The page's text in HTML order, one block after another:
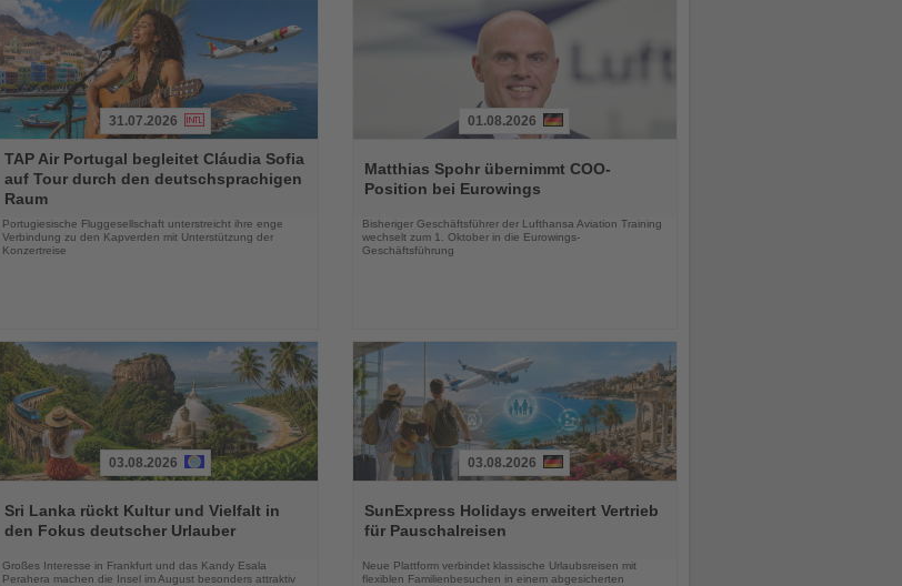
Sie
die
Nachrichten
31.07.2026
TAP Air Portugal begleitet Cláudia Sofia
auf Tour durch den deutschsprachigen
Raum
Portugiesische Fluggesellschaft unterstreicht ihre enge
Verbindung zu den Kapverden mit Unterstützung der
Konzertreise
Sie
die
01.08.2026
Matthias Spohr übernimmt COO-
Position bei Eurowings
Bisheriger Geschäftsführer der Lufthansa Aviation Training
wechselt zum 1. Oktober in die Eurowings-
Geschäftsführung
Sie
die
03.08.2026
Sri Lanka rückt Kultur und Vielfalt in
den Fokus deutscher Urlauber
Großes Interesse in Frankfurt und das Kandy Esala
Perahera machen die Insel im August besonders attraktiv
Sie
die
03.08.2026
SunExpress Holidays erweitert Vertrieb
für Pauschalreisen
Neue Plattform verbindet klassische Urlaubsreisen mit
flexiblen Familienbesuchen in einem abgesicherten